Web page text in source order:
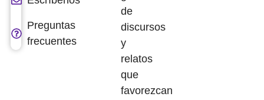
de
discursos
y
relatos
que
favorezcan
Preguntas
frecuentes